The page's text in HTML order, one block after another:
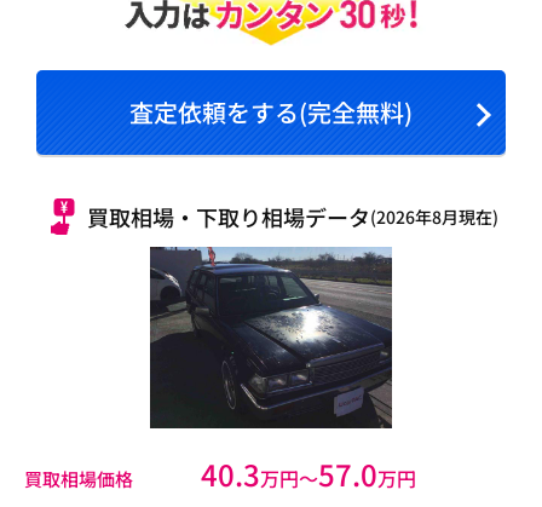
査定依頼をする(完全無料)
買取相場・下取り相場データ(2026年8月現在)
買取相場価格 40.3万円〜57.0万円